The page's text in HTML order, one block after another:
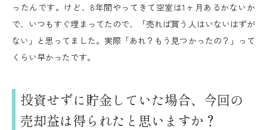
ったんです。けど、8年間やってきて空室は1ヶ月あるかないか
で、いつもすぐ埋まってたので、「売れば買う人はいないはずが
ない」と思ってました。実際「あれ？もう見つかったの？」って
くらい早かったです。
投資せずに貯金していた場合、今回の
売却益は得られたと思いますか？